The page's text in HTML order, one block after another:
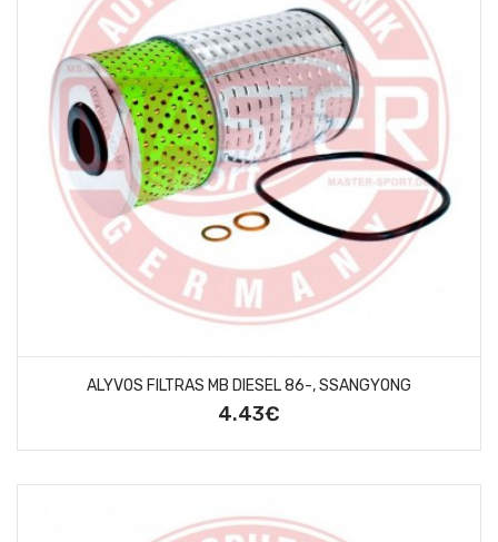
ALYVOS FILTRAS MB DIESEL 86-, SSANGYONG
4.43€